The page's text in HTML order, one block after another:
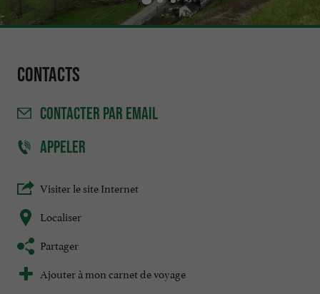
Contacts
CONTACTER PAR EMAIL
APPELER
Visiter le site Internet
Localiser
Partager
Ajouter à mon carnet de voyage